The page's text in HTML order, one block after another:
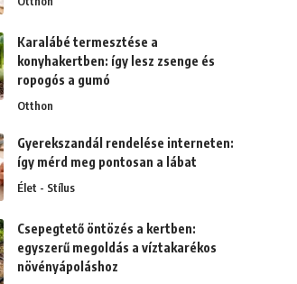
Karalábé termesztése a
konyhakertben: így lesz zsenge és
ropogós a gumó
Otthon
Gyerekszandál rendelése interneten:
így mérd meg pontosan a lábat
Élet - Stílus
Csepegtető öntözés a kertben:
egyszerű megoldás a víztakarékos
növényápoláshoz